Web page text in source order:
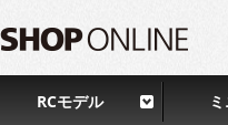
RCモデル